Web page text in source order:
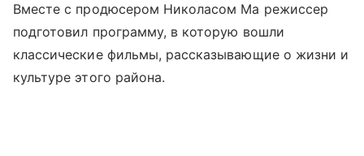
Вместе с продюсером Николасом Ма режиссер
подготовил программу, в которую вошли
классические фильмы, рассказывающие о жизни и
культуре этого района.